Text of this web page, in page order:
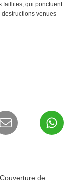
faillites, qui ponctuent
venues